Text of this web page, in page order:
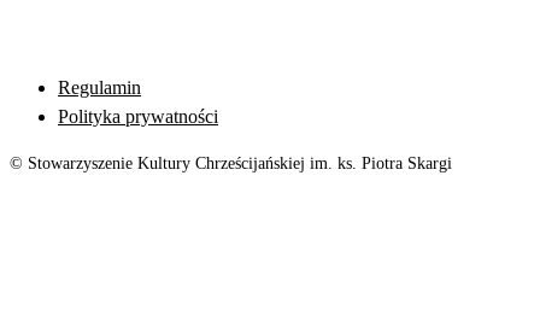
Regulamin
Polityka prywatności
© Stowarzyszenie Kultury Chrześcijańskiej im. ks. Piotra Skargi